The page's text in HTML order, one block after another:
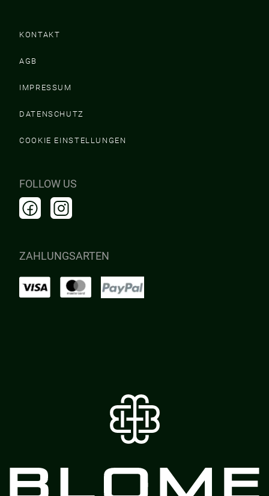
KONTAKT
AGB
IMPRESSUM
DATENSCHUTZ
COOKIE EINSTELLUNGEN
FOLLOW US
ZAHLUNGSARTEN